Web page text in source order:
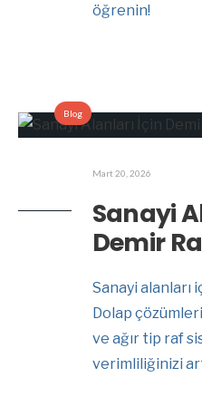
öğrenin!
Blog
Mart 20, 2026
Sanayi
Demir
Sanayi alanları
Dolap
ve ağır tip raf
verimliliğinizi